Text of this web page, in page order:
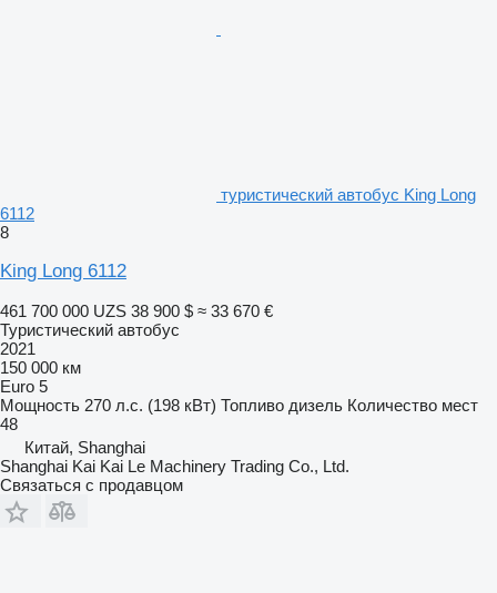
туристический автобус King Long
6112
8
King Long 6112
461 700 000 UZS 38 900 $ ≈ 33 670 €
Туристический автобус
2021
150 000 км
Euro 5
Мощность 270 л.с. (198 кВт) Топливо дизель Количество мест
48
Китай, Shanghai
Shanghai Kai Kai Le Machinery Trading Co., Ltd.
Связаться с продавцом